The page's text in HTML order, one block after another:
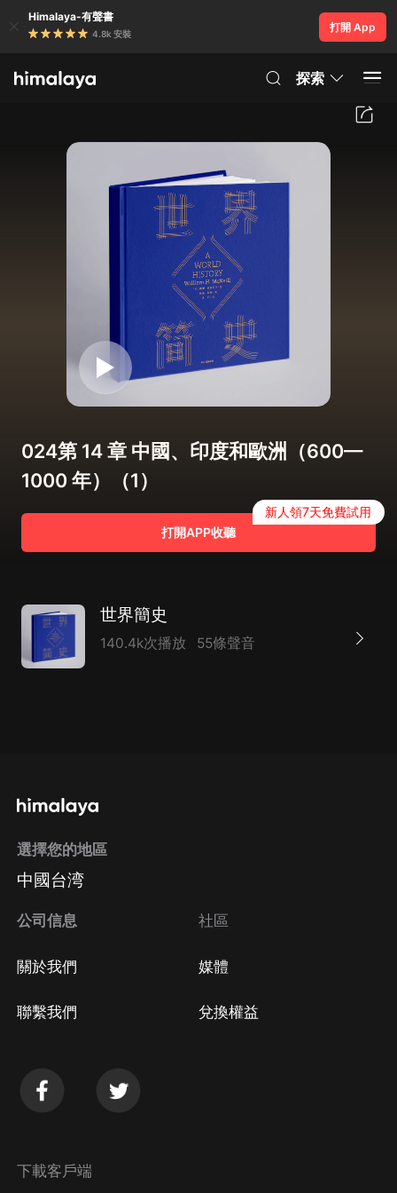
Himalaya-有聲書
4.8k 安裝
打開 App
探索
024第 14 章 中國、印度和歐洲（600—
1000 年）（1）
打開APP收聽
新人領7天免費試用
世界簡史
140.4k次播放 55條聲音
選擇您的地區
中國台湾
公司信息
關於我們
聯繫我們
社區
媒體
兌換權益
下載客戶端